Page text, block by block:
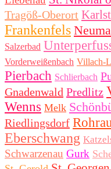
Tragöß-Oberort
Frankenfels
Salzerbad
Vorderweißenbach Villach-
Pierbach Schlierbach
Gnadenwald Predlitz
Wenns Melk
Riedlingsdorf Rohrau
Eberschwang
Schwarzenau Gurk